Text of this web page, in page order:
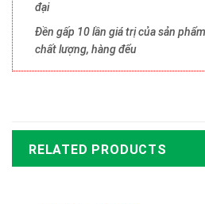
đại
Đền gấp 10 lần giá trị của sản
chất lượng, hàng đểu
RELATED PRODUCTS